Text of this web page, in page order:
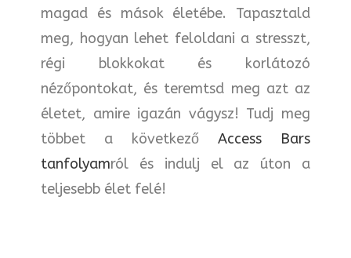
magad és mások életébe. Tapasztald
meg, hogyan lehet feloldani a stresszt,
régi blokkokat és korlátozó
nézőpontokat, és teremtsd meg azt az
életet, amire igazán vágysz! Tudj meg
többet a következő Access Bars
tanfolyamról és indulj el az úton a
teljesebb élet felé!